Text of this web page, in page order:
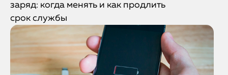
заряд: когда менять и как продлить
срок службы